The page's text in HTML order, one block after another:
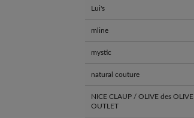
Lui's
mline
mystic
natural couture
NICE CLAUP / OLIVE des OLIVE
OUTLET